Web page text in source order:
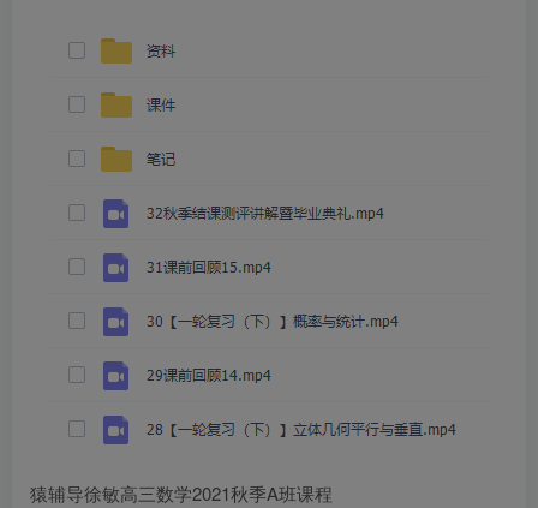
猿辅导徐敏高三数学2021秋季A班课程